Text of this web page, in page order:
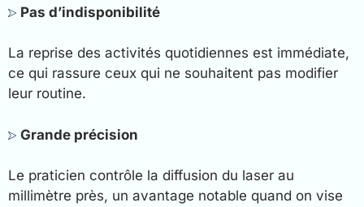
Pas d’indisponibilité
La reprise des activités quotidiennes est immédiate,
ce qui rassure ceux qui ne souhaitent pas modifier
leur routine.
Grande précision
Le praticien contrôle la diffusion du laser au
millimètre près, un avantage notable quand on vise